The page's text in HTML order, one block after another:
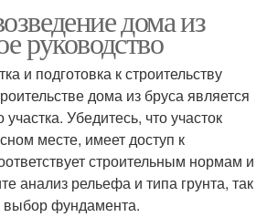
дома из
руководство
и подготовка к строительству
дома из бруса является
Убедитесь, что участок
месте, имеет доступ к
строительным нормам и
анализ рельефа и типа грунта, так
выбор фундамента.